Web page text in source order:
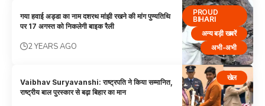
PROUD
BIHARI
अन्य बड़ी खबरें
अभी-अभी
गया हवाई अड्डा का नाम दशरथ मांझी रखने की मांग पुण्यतिथि
पर 17 अगस्त को निकलेगी बाइक रैली
2 YEARS AGO
खेल
Vaibhav Suryavanshi: राष्ट्रपति ने किया सम्मानित,
राष्ट्रीय बाल पुरस्कार से बढ़ा बिहार का मान